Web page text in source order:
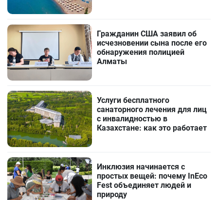
Гражданин США заявил об
исчезновении сына после его
обнаружения полицией
Алматы
Услуги бесплатного
санаторного лечения для лиц
с инвалидностью в
Казахстане: как это работает
Инклюзия начинается с
простых вещей: почему InEco
Fest объединяет людей и
природу